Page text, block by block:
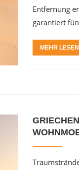
Entfernung
garantiert
MEHR LESEN